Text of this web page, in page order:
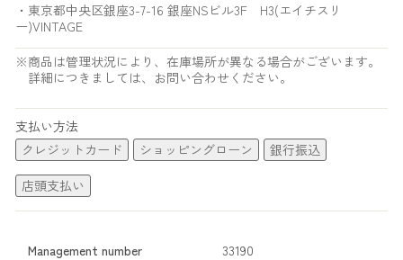
・東京都中央区銀座3-7-16 銀座NSビル3F H3(エイチスリ
ー)VINTAGE
※商品は管理状況により、在庫場所が異なる場合がございます。
詳細につきましては、お問い合わせください。
支払い方法
クレジットカード
ショッピングローン
銀行振込
店頭支払い
Management number
33190